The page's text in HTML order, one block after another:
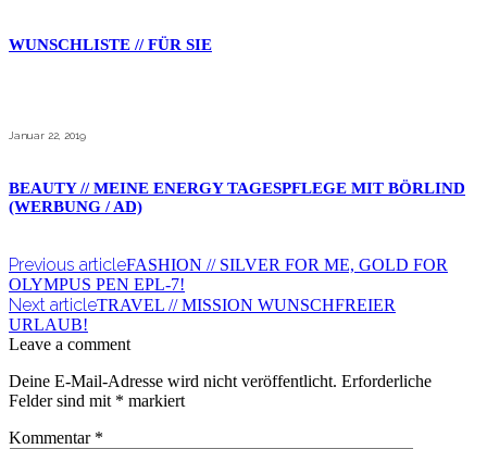
WUNSCHLISTE // FÜR SIE
Januar 22, 2019
BEAUTY // MEINE ENERGY TAGESPFLEGE MIT BÖRLIND
(WERBUNG / AD)
Previous articleFASHION // SILVER FOR ME, GOLD FOR
OLYMPUS PEN EPL-7!
Next articleTRAVEL // MISSION WUNSCHFREIER
URLAUB!
Leave a comment
Deine E-Mail-Adresse wird nicht veröffentlicht. Erforderliche
Felder sind mit * markiert
Kommentar *